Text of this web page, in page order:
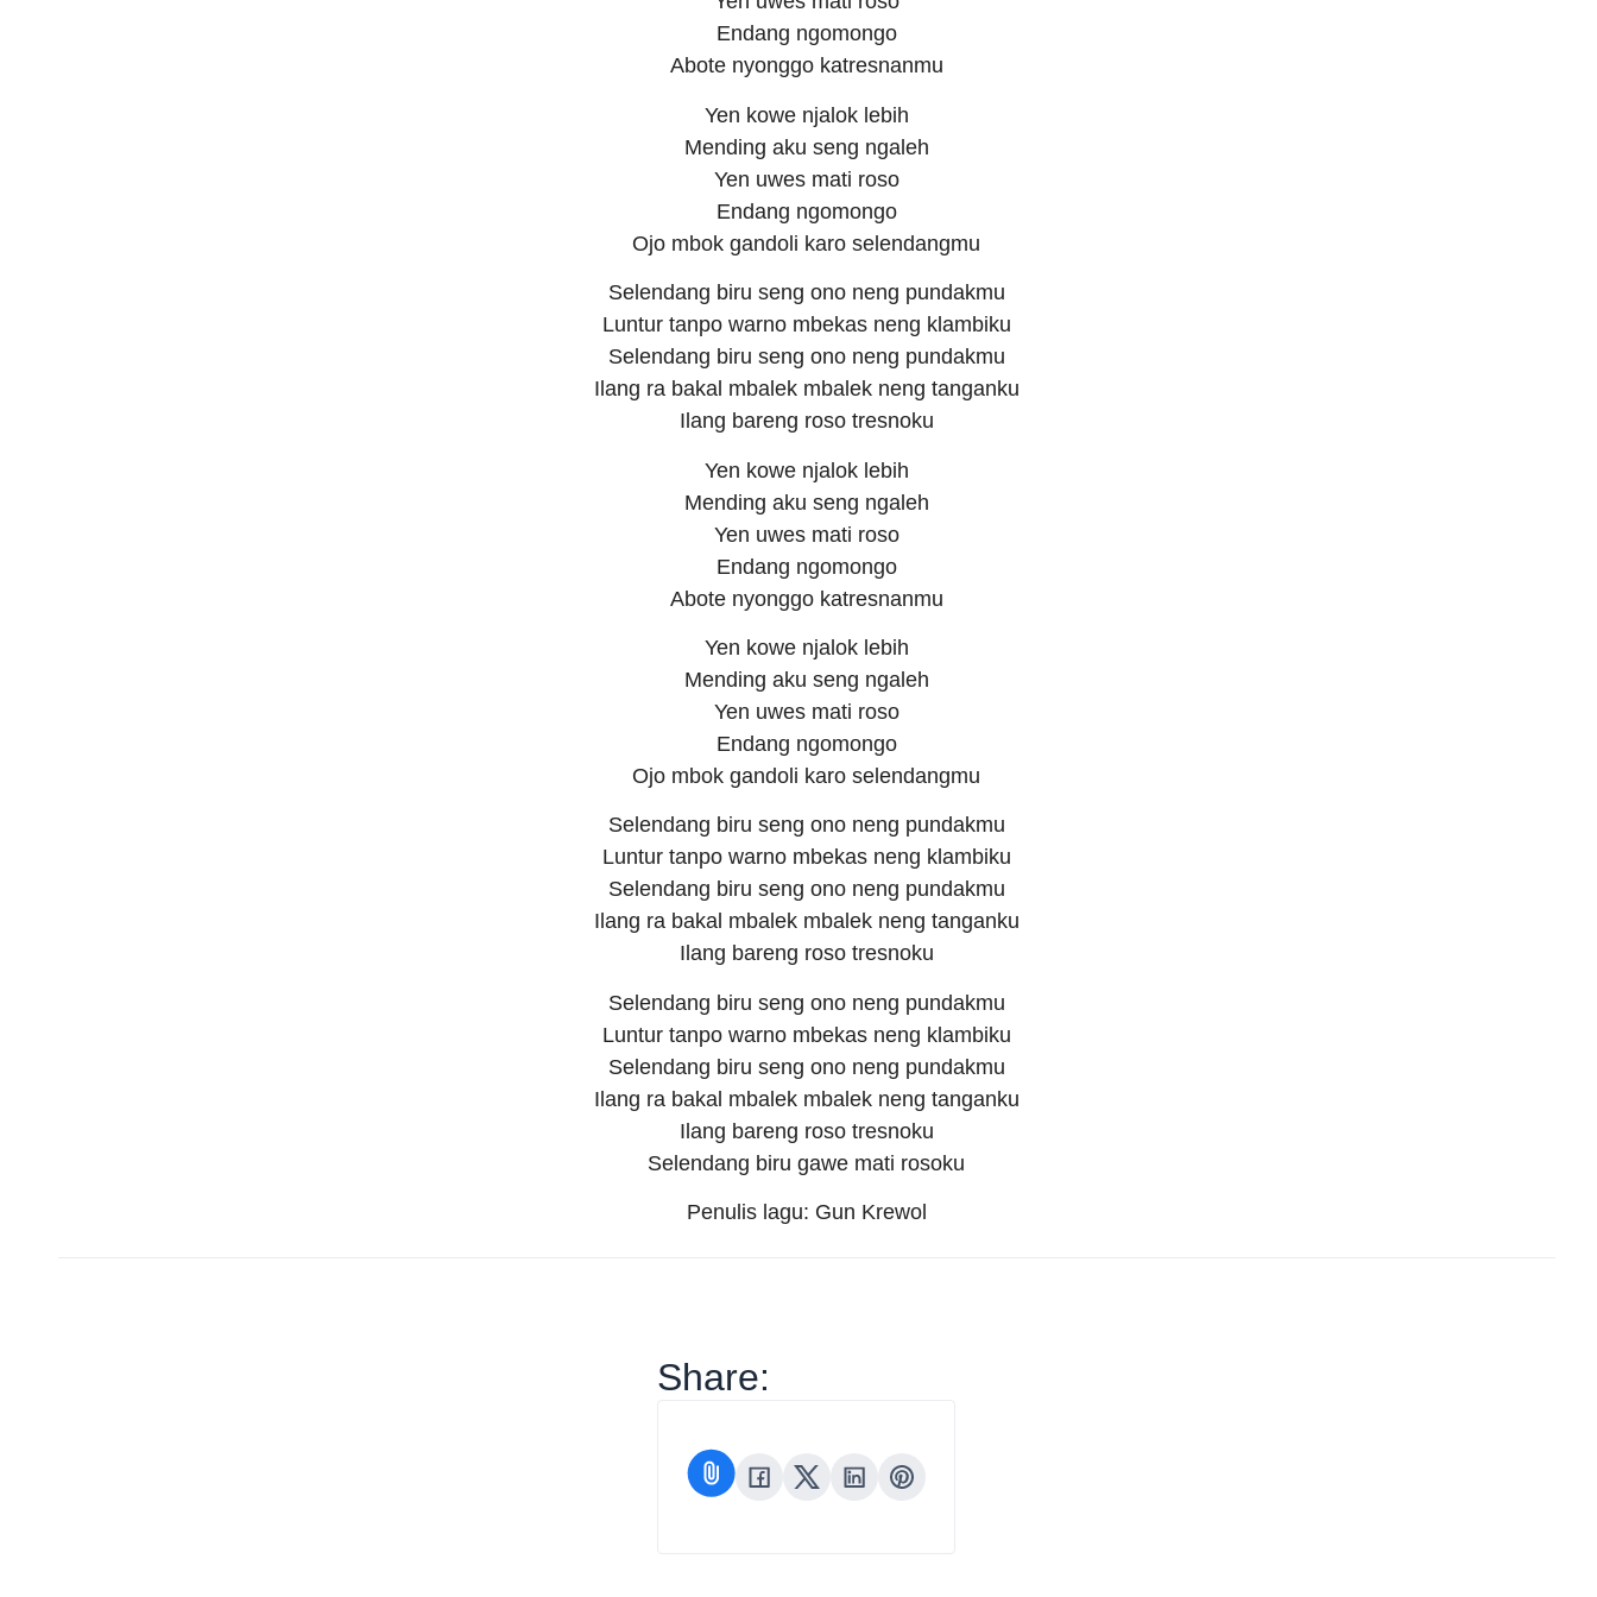
Endang ngomongo
Abote nyonggo katresnanmu
Yen kowe njalok lebih
Mending aku seng ngaleh
Yen uwes mati roso
Endang ngomongo
Ojo mbok gandoli karo selendangmu
Selendang biru seng ono neng pundakmu
Luntur tanpo warno mbekas neng klambiku
Selendang biru seng ono neng pundakmu
Ilang ra bakal mbalek mbalek neng tanganku
Ilang bareng roso tresnoku
Yen kowe njalok lebih
Mending aku seng ngaleh
Yen uwes mati roso
Endang ngomongo
Abote nyonggo katresnanmu
Yen kowe njalok lebih
Mending aku seng ngaleh
Yen uwes mati roso
Endang ngomongo
Ojo mbok gandoli karo selendangmu
Selendang biru seng ono neng pundakmu
Luntur tanpo warno mbekas neng klambiku
Selendang biru seng ono neng pundakmu
Ilang ra bakal mbalek mbalek neng tanganku
Ilang bareng roso tresnoku
Selendang biru seng ono neng pundakmu
Luntur tanpo warno mbekas neng klambiku
Selendang biru seng ono neng pundakmu
Ilang ra bakal mbalek mbalek neng tanganku
Ilang bareng roso tresnoku
Selendang biru gawe mati rosoku
Penulis lagu: Gun Krewol
Share: